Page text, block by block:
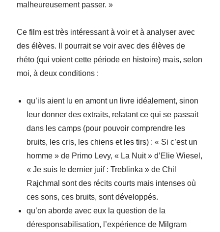
malheureusement passer. »
Ce film est très intéressant à voir et à analyser avec
des élèves. Il pourrait se voir avec des élèves de
rhéto (qui voient cette période en histoire) mais, selon
moi, à deux conditions :
qu’ils aient lu en amont un livre idéalement, sinon
leur donner des extraits, relatant ce qui se passait
dans les camps (pour pouvoir comprendre les
bruits, les cris, les chiens et les tirs) : « Si c’est un
homme » de Primo Levy, « La Nuit » d’Elie Wiesel,
« Je suis le dernier juif : Treblinka » de Chil
Rajchmal sont des récits courts mais intenses où
ces sons, ces bruits, sont développés.
qu’on aborde avec eux la question de la
déresponsabilisation, l’expérience de Milgram